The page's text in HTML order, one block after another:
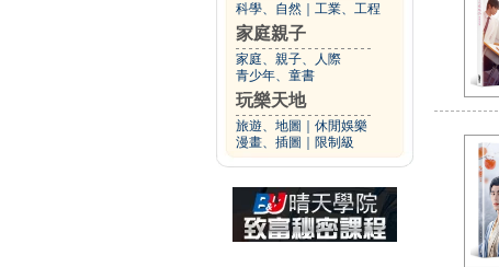
科學、自然 工業、工程
家庭親子
家庭、親子、人際
青少年、童書
玩樂天地
旅遊、地圖
休閒娛樂
漫畫、插圖
限制級